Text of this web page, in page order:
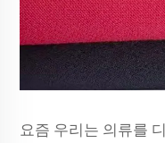
요즘 우리는 의류를